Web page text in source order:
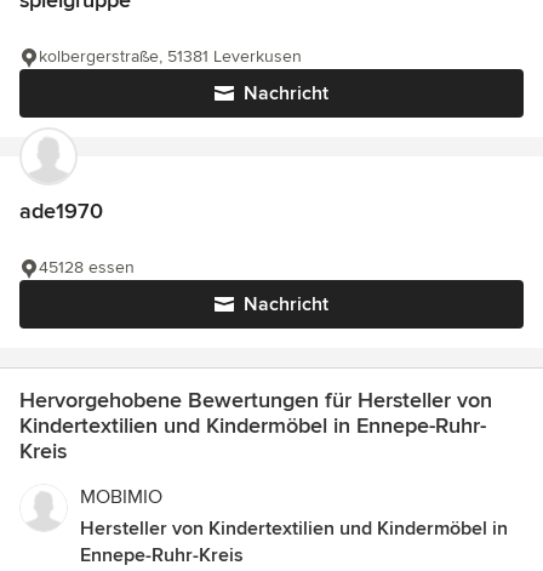
Nachricht
kolbergerstraße, 51381 Leverkusen
ade1970
Nachricht
45128 essen
Hervorgehobene Bewertungen für Hersteller von
Kindertextilien und Kindermöbel in Ennepe-Ruhr-
Kreis
MOBIMIO
Hersteller von Kindertextilien und Kindermöbel in
Ennepe-Ruhr-Kreis